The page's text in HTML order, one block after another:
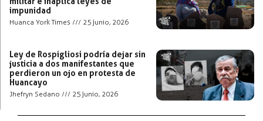
impunidad
Huanca York Times 25 junio, 2026
Ley de Rospigliosi podría dejar sin
justicia a dos manifestantes que
perdieron un ojo en protesta de
Huancayo
Jhefryn Sedano 25 junio, 2026